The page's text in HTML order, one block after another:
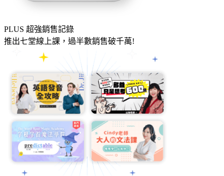
PLUS 超強銷售記錄
推出七堂線上課，過半數銷售破千萬!